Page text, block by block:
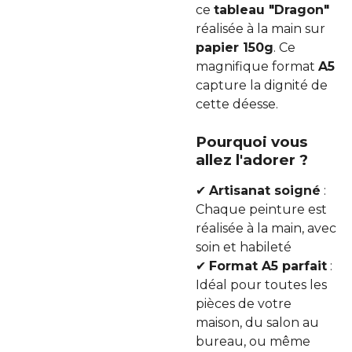
ce tableau "Dragon"
réalisée à la main sur
papier 150g. Ce
magnifique format A5
capture la dignité de
cette déesse.
Pourquoi vous
allez l'adorer ?
✔ Artisanat soigné :
Chaque peinture est
réalisée à la main, avec
soin et habileté
✔ Format A5 parfait :
Idéal pour toutes les
pièces de votre
maison, du salon au
bureau, ou même